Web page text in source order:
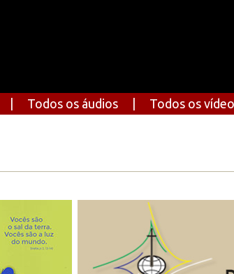
Todos os áudios Todos os